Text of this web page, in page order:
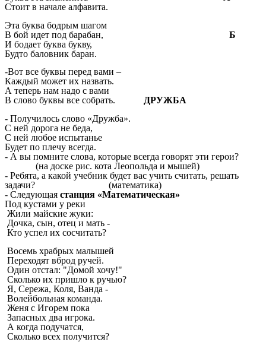
Стоит в начале алфавита.
Эта буква бодрым шагом
В бой идет под барабан, Б
И бодает буква букву,
Будто баловник баран.
-Вот все буквы перед вами –
Каждый может их назвать.
А теперь нам надо с вами
В слово буквы все собрать. ДРУЖБА
- Получилось слово «Дружба».
С ней дорога не беда,
С ней любое испытанье
Будет по плечу всегда.
- А вы помните слова, которые всегда говорят эти герои?
(на доске рис. кота Леопольда и мышей)
- Ребята, а какой учебник будет вас учить считать, решать
задачи? (математика)
- Следующая станция «Математическая»
Под кустами у реки
Жили майские жуки:
Дочка, сын, отец и мать -
Кто успел их сосчитать?
Восемь храбрых малышей
Переходят вброд ручей.
Один отстал: "Домой хочу!"
Сколько их пришло к ручью?
Я, Сережа, Коля, Ванда -
Волейбольная команда.
Женя с Игорем пока
Запасных два игрока.
А когда подучатся,
Сколько всех получится?